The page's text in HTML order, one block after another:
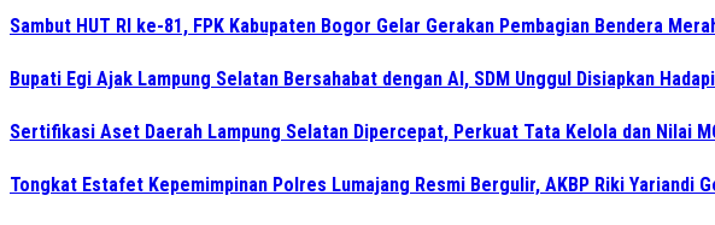
Sambut HUT RI ke-81, FPK Kabupaten Bogor Gelar Gerakan Pembagian Bendera
Bupati Egi Ajak Lampung Selatan Bersahabat dengan AI, SDM Unggul Disiapkan
Sertifikasi Aset Daerah Lampung Selatan Dipercepat, Perkuat Tata Kelola dan Nilai
Tongkat Estafet Kepemimpinan Polres Lumajang Resmi Bergulir, AKBP Riki Yariandi